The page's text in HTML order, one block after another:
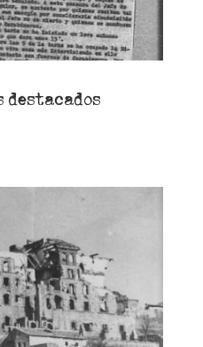
destacados